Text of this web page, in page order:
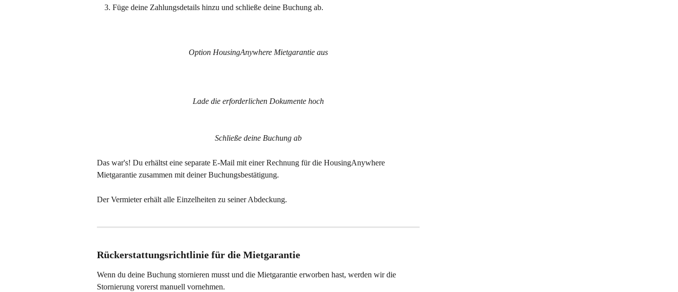
Füge deine Zahlungsdetails hinzu und schließe deine Buchung ab.
Option HousingAnywhere Mietgarantie aus
Lade die erforderlichen Dokumente hoch
Schließe deine Buchung ab
Das war's! Du erhältst eine separate E-Mail mit einer Rechnung für die HousingAnywhere
Mietgarantie zusammen mit deiner Buchungsbestätigung.
Der Vermieter erhält alle Einzelheiten zu seiner Abdeckung.
Rückerstattungsrichtlinie für die Mietgarantie
Wenn du deine Buchung stornieren musst und die Mietgarantie erworben hast, werden wir die
Stornierung vorerst manuell vornehmen.